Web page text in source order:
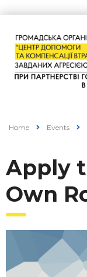
Home Events
Apply
Own